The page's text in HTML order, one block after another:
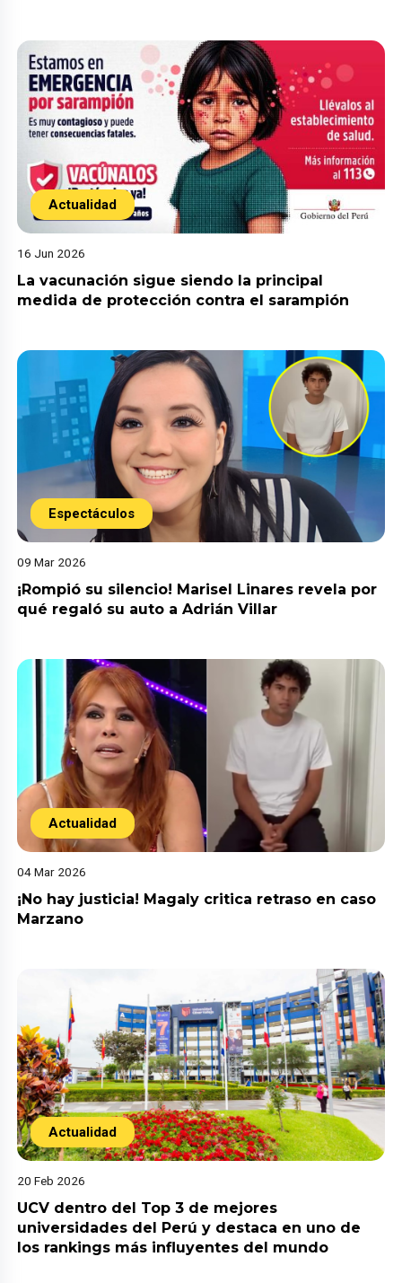
Actualidad
16 Jun 2026
La vacunación sigue siendo la principal
medida de protección contra el sarampión
Espectáculos
09 Mar 2026
¡Rompió su silencio! Marisel Linares revela por
qué regaló su auto a Adrián Villar
Actualidad
04 Mar 2026
¡No hay justicia! Magaly critica retraso en caso
Marzano
Actualidad
20 Feb 2026
UCV dentro del Top 3 de mejores
universidades del Perú y destaca en uno de
los rankings más influyentes del mundo